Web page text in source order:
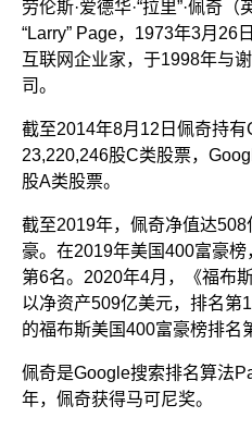
劳伦斯·爱德华·“拉里”·佩奇
“Larry” Page，1973年3月
互联网企业家，于1998年与
司。
截至2014年8月12日佩奇持
23,220,246股C类股票，
股A类股票。
截至2019年，佩奇净值达
豪。在2019年美国400富豪
第6名。2020年4月，《福布
以净资产509亿美元，排名第
的福布斯美国400富豪榜排名
佩奇是Google搜索排名算法
年，佩奇获得马可尼奖。